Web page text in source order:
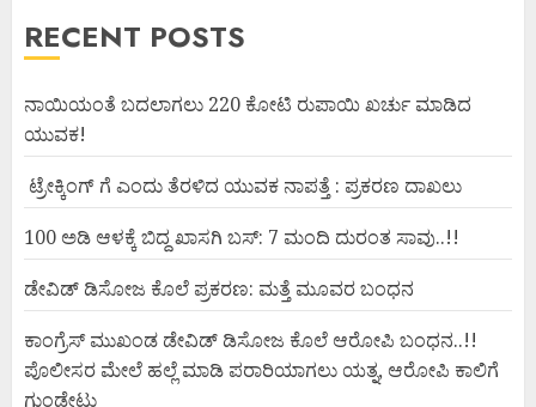
RECENT POSTS
ನಾಯಿಯಂತೆ ಬದಲಾಗಲು 220 ಕೋಟಿ ರುಪಾಯಿ ಖರ್ಚು ಮಾಡಿದ
ಯುವಕ!
ಟ್ರೇಕ್ಕಿಂಗ್ ಗೆ ಎಂದು ತೆರಳಿದ ಯುವಕ ನಾಪತ್ತೆ : ಪ್ರಕರಣ ದಾಖಲು
100 ಅಡಿ ಆಳಕ್ಕೆ ಬಿದ್ದ ಖಾಸಗಿ ಬಸ್: 7 ಮಂದಿ ದುರಂತ ಸಾವು..!!
ಡೇವಿಡ್ ಡಿಸೋಜ ಕೊಲೆ ಪ್ರಕರಣ: ಮತ್ತೆ ಮೂವರ ಬಂಧನ
ಕಾಂಗ್ರೆಸ್ ಮುಖಂಡ ಡೇವಿಡ್ ಡಿಸೋಜ ಕೊಲೆ ಆರೋಪಿ ಬಂಧನ..!!
ಪೊಲೀಸರ ಮೇಲೆ ಹಲ್ಲೆ ಮಾಡಿ ಪರಾರಿಯಾಗಲು ಯತ್ನ, ಆರೋಪಿ ಕಾಲಿಗೆ
ಗುಂಡೇಟು